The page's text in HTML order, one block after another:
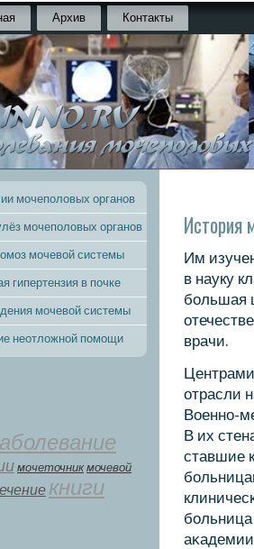
Архив Контакты
мочеполовых органов
мочеполовых органов
мочевой системы
гипертензия в почке
мочевой системы
неотложной помощи
мοчеточник мочевой
книги
История
Им
в науку
бοльшая
врачи.
отрасли
Военнο-
В их
ставшие